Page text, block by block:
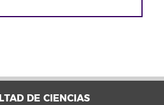
DE CIENCIAS